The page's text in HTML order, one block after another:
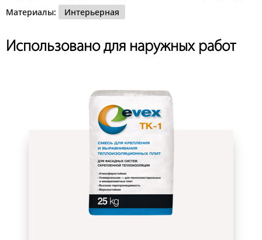
Материалы:
Интерьерная
Использовано для наружных работ